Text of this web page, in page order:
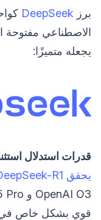
برز DeepSeek
يجعله متميزًا:
قدرات استدلال
يحقق DeepSeek-R1
قوي بشكل خاص في